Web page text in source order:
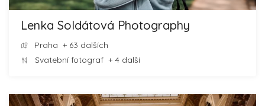
Lenka Soldátová Photography
Praha + 63 dalších
Svatební fotograf + 4 další